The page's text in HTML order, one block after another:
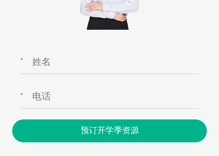
*
*
预订开学季资源